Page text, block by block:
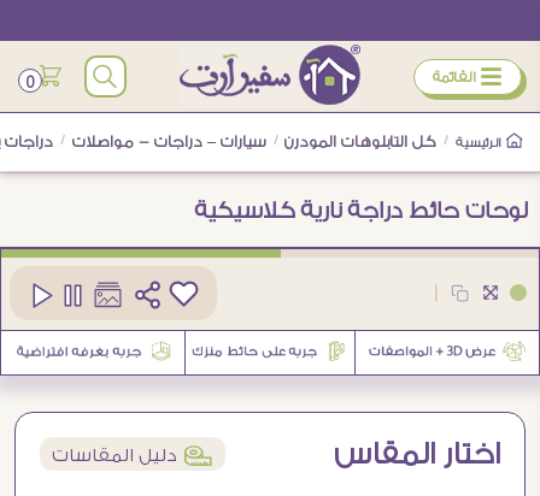
ÿ القائمة 0
الرئيسية / كل التابلوهات المودرن / سيارات – دراجات - مواصلات /
لوحات حائط دراجة نارية كلاسيكية
اختار المقاس í دليل المقاسات